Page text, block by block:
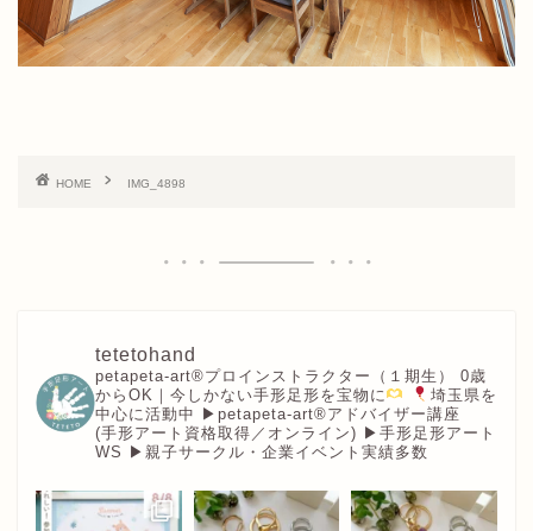
HOME IMG_4898
tetetohand
petapeta-art®︎プロインストラクター（１期生）
0歳
からOK｜今しかない手形足形を宝物に
埼玉県を
中心に活動中 ▶︎petapeta-art®アドバイザー講座
(手形アート資格取得／オンライン) ▶︎手形足形アート
WS ▶︎親子サークル・企業イベント実績多数